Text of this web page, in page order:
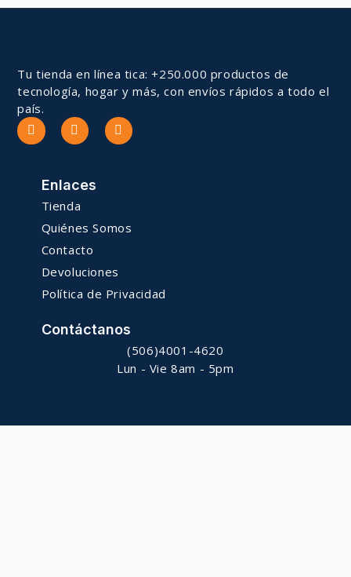
Tu tienda en línea tica: +250.000 productos de
tecnología, hogar y más, con envíos rápidos a todo el
país.
Enlaces
Tienda
Quiénes Somos
Contacto
Devoluciones
Política de Privacidad
Contáctanos
(506)4001-4620
Lun - Vie 8am - 5pm